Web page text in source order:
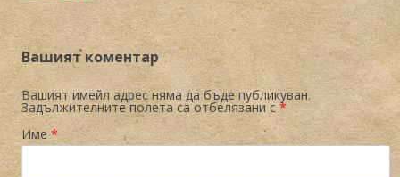
Вашият коментар
Вашият имейл адрес няма да бъде публикуван.
Задължителните полета са отбелязани с*
Име*